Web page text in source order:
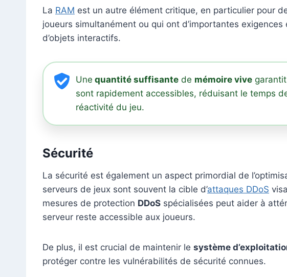
La RAM est un autre élément critique, en particulier pour
joueurs simultanément ou qui ont d’importantes
d’objets interactifs.
Une quantité suffisante de mémoire vive
sont rapidement accessibles, réduisant le temps
réactivité du jeu.
Sécurité
La sécurité est également un aspect primordial de
serveurs de jeux sont souvent la cible d’attaques DDoS
mesures de protection DDoS spécialisées peut aider à
serveur reste accessible aux joueurs.
De plus, il est crucial de maintenir le système
protéger contre les vulnérabilités de sécurité connues.